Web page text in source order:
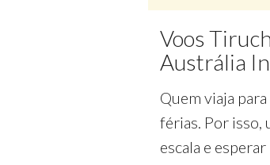
Voos
Austrália
Quem viaja
férias. Por isso,
escala e